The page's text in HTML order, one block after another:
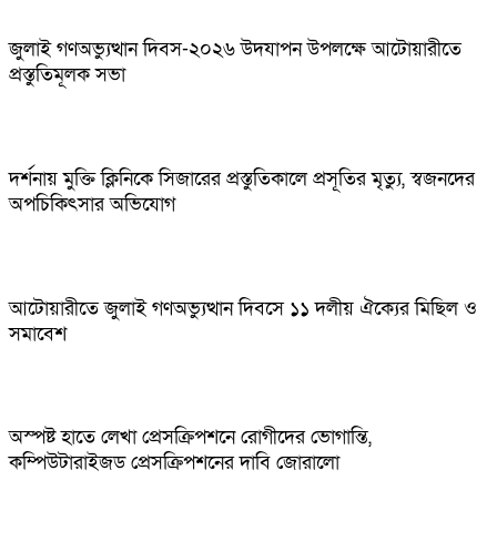
জুলাই গণঅভ্যুত্থান দিবস-২০২৬ উদযাপন উপলক্ষে আটোয়ারীতে
প্রস্তুতিমূলক সভা
দর্শনায় মুক্তি ক্লিনিকে সিজারের প্রস্তুতিকালে প্রসূতির মৃত্যু, স্বজনদের
অপচিকিৎসার অভিযোগ
আটোয়ারীতে জুলাই গণঅভ্যুত্থান দিবসে ১১ দলীয় ঐক্যের মিছিল ও
সমাবেশ
অস্পষ্ট হাতে লেখা প্রেসক্রিপশনে রোগীদের ভোগান্তি,
কম্পিউটারাইজড প্রেসক্রিপশনের দাবি জোরালো